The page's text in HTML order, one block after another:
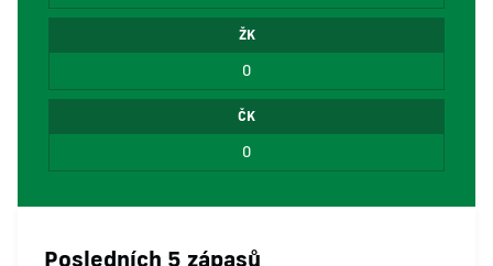
ŽK
0
ČK
0
Posledních 5 zápasů